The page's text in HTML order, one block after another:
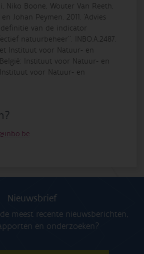
Niko Boone, Wouter Van Reeth,
Johan Peymen. 2011. ‘Advies
van de indicator
natuurbeheer’’. INBO.A.2487.
Instituut voor Natuur- en
ë: Instituut voor Natuur- en
voor Natuur- en
Nieuwsbrief
meest recente nieuwsberichten,
en onderzoeken?